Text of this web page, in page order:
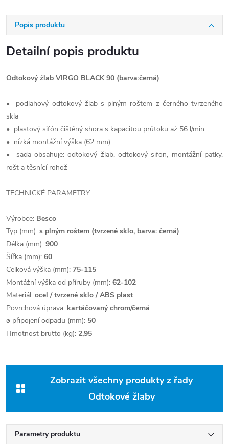
Popis produktu
Detailní popis produktu
Odtokový žlab VIRGO BLACK 90 (barva:černá)
• podlahový odtokový žlab s plným roštem z černého tvrzeného
skla
• plastový sifón čištěný shora s kapacitou průtoku až 56 l/min
• nízká montážní výška (62 mm)
• sada obsahuje: odtokový žlab, odtokový sifon, montážní patky,
rošt a těsnící rohož
TECHNICKÉ PARAMETRY:
Výrobce: Besco
Typ (mm): s plným roštem (tvrzené sklo, barva: černá)
Délka (mm): 900
Šířka (mm): 60
Celková výška (mm): 75-115
Montážní výška od příruby (mm): 62-102
Materiál: ocel / tvrzené sklo / ABS plast
Povrchová úprava: kartáčovaný chrom/černá
ø připojení odpadu (mm): 50
Hmotnost brutto (kg): 2,95
Zobrazit všechny produkty z řady
Odtokové žlaby
Parametry produktu